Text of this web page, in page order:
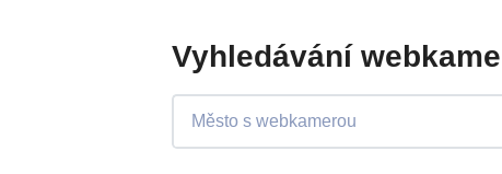
Vyhledávání